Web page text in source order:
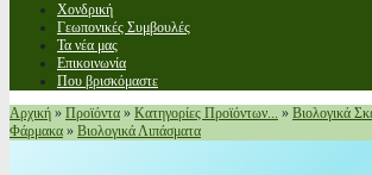
Χονδρική
Γεωπονικές Συμβουλές
Τα νέα μας
Επικοινωνία
Που βρισκόμαστε
Αρχική » Προϊόντα » Κατηγορίες Προϊόντων... » Βιολογικά
Φάρμακα » Βιολογικά Λιπάσματα